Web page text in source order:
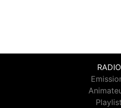
RADIO
Playlist